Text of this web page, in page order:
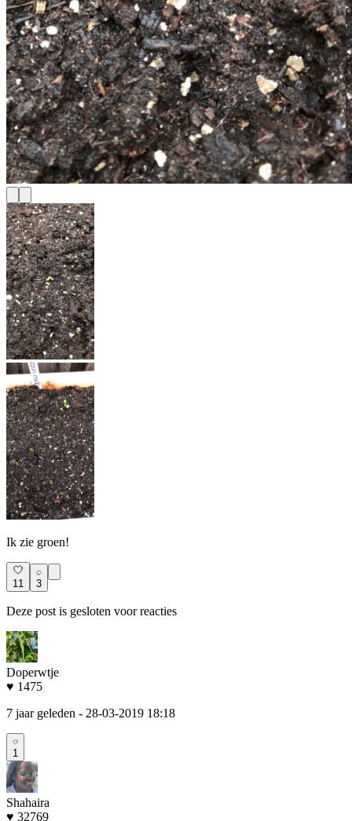
Ik zie groen!
11 3
Deze post is gesloten voor reacties
Doperwtje
♥ 1475
7 jaar geleden - 28-03-2019 18:18
1
Shahaira
♥ 32769